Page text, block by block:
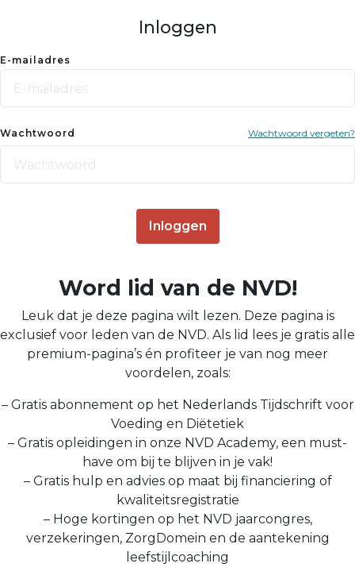
Inloggen
E-mailadres
Wachtwoord Wachtwoord vergeten?
Inloggen
Word lid van de NVD!
Leuk dat je deze pagina wilt lezen. Deze pagina is
exclusief voor leden van de NVD. Als lid lees je gratis alle
premium-pagina’s én profiteer je van nog meer
voordelen, zoals:
– Gratis abonnement op het Nederlands Tijdschrift voor
Voeding en Diëtetiek
– Gratis opleidingen in onze NVD Academy, een must-
have om bij te blijven in je vak!
– Gratis hulp en advies op maat bij financiering of
kwaliteitsregistratie
– Hoge kortingen op het NVD jaarcongres,
verzekeringen, ZorgDomein en de aantekening
leefstijlcoaching